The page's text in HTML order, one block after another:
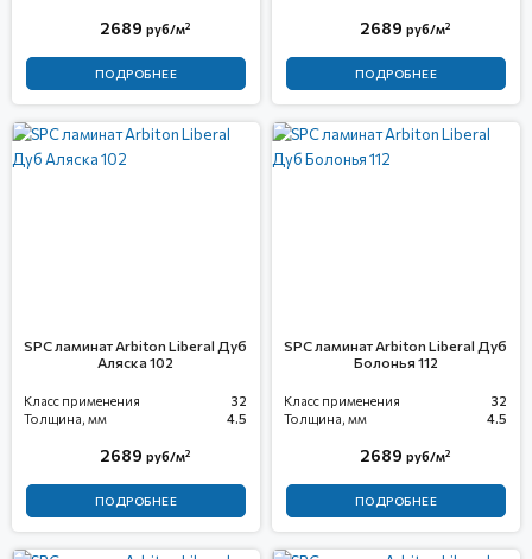
2689 руб/м2
ПОДРОБНЕЕ
2689 руб/м2
ПОДРОБНЕЕ
SPC ламинат Arbiton Liberal Дуб
Аляска 102
Класс применения
32
Толщина, мм
4.5
2689 руб/м2
ПОДРОБНЕЕ
SPC ламинат Arbiton Liberal Дуб
Болонья 112
Класс применения
32
Толщина, мм
4.5
2689 руб/м2
ПОДРОБНЕЕ